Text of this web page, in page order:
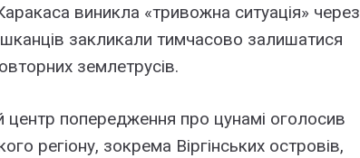
виникла «тривожна ситуація» через
закликали тимчасово залишатися
землетрусів.
центр попередження про цунамі оголосив
регіону, зокрема Віргінських островів,